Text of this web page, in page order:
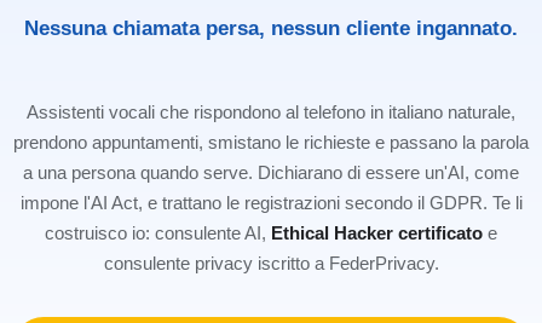
Nessuna chiamata persa, nessun cliente ingannato.
Assistenti vocali che rispondono al telefono in italiano naturale,
prendono appuntamenti, smistano le richieste e passano la parola
a una persona quando serve. Dichiarano di essere un'AI, come
impone l'AI Act, e trattano le registrazioni secondo il GDPR. Te li
costruisco io: consulente AI, Ethical Hacker certificato e
consulente privacy iscritto a FederPrivacy.